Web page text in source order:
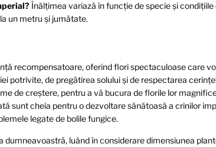
Înălțimea variază în funcție de specie și
un metru și jumătate.
recompensatoare, oferind flori spectaculoase care
potrivite, de pregătirea solului și de respectarea
de creștere, pentru a vă bucura de florile lor
sunt cheia pentru o dezvoltare sănătoasă a crinilor
legate de bolile fungice.
luând în considerare dimensiunea